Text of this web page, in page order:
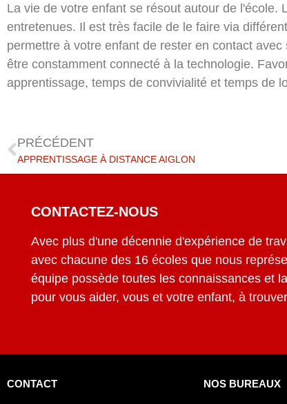
La vie de votre enfant se résout autour de
entretenues. Il est très facile de le faire via
permettre à votre enfant de rester en contact
être constamment connecté à la technologie.
apprentissage, temps de convivialité et temps de
PRÉCÉDENT
APPRENTISSAGE À DISTANCE AIGLON
CONTACTEZ-NOUS
Avec plus d'une décennie d'expérience de
avec chacune des 16 écoles que nous
équipe possède toutes les connaissances et
pour vous aider, vous et votre enfant, à
CONTACT NOS BUREAUX